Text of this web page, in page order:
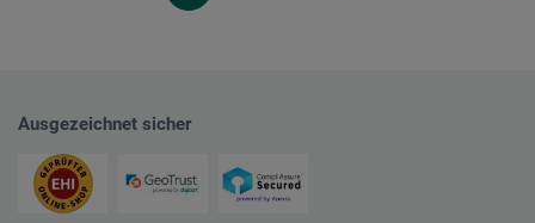
Ausgezeichnet sicher